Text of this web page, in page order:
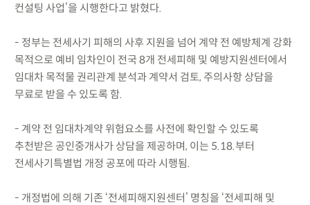
컨설팅 사업’을 시행한다고 밝혔다.
- 정부는 전세사기 피해의 사후 지원을 넘어 계약 전 예방체계 강화
목적으로 예비 임차인이 전국 8개 전세피해 및 예방지원센터에서
임대차 목적물 권리관계 분석과 계약서 검토, 주의사항 상담을
무료로 받을 수 있도록 함.
- 계약 전 임대차계약 위험요소를 사전에 확인할 수 있도록
추천받은 공인중개사가 상담을 제공하며, 이는 5.18.부터
전세사기특별법 개정 공포에 따라 시행됨.
- 개정법에 의해 기존 ‘전세피해지원센터’ 명칭을 ‘전세피해 및